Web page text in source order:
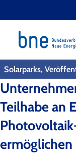
Solarparks,
Teilhabe an
ermöglichen